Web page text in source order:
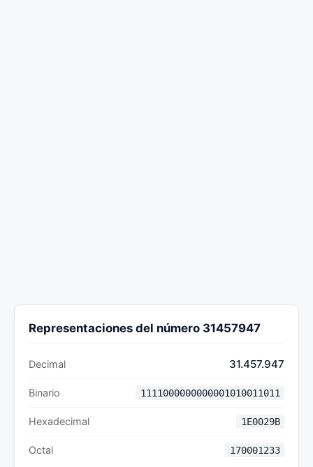
Representaciones del número 31457947
Decimal 31.457.947
Binario 1111000000000001010011011
Hexadecimal 1E0029B
Octal 170001233